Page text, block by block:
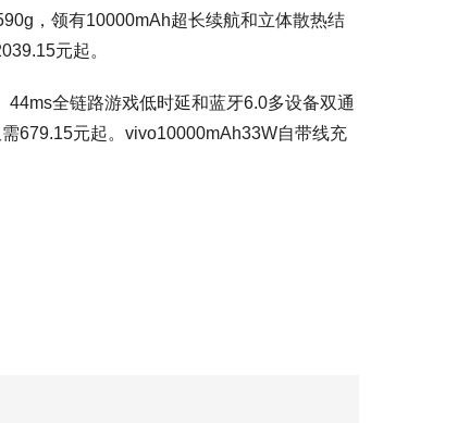
，领有10000mAh超长续航和立体散热结
元起。
全链路游戏低时延和蓝牙6.0多设备双通
679.15元起。vivo10000mAh33W自带线充